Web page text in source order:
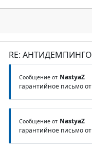
RE:
Сообщение от NastyaZ
гарантийное письмо
Сообщение от NastyaZ
гарантийное письмо